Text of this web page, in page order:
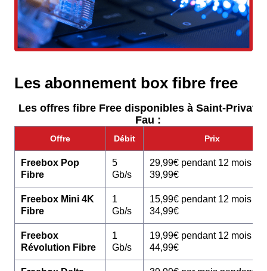
Les abonnement box fibre free
Les offres fibre Free disponibles à Saint-Privat-
Fau :
Offre Débit Prix
Freebox Pop
Fibre
5
Gb/s
29,99€ pendant 12 mois
39,99€
Freebox Mini 4K
Fibre
1
Gb/s
15,99€ pendant 12 mois
34,99€
Freebox
Révolution Fibre
1
Gb/s
19,99€ pendant 12 mois
44,99€